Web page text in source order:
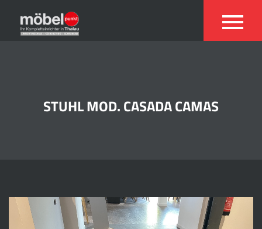
STUHL MOD. CASADA CAMAS